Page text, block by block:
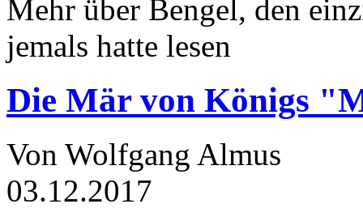
Mehr über Bengel, den
jemals hatte lesen
Die Mär von Königs
Von Wolfgang Almus
03.12.2017